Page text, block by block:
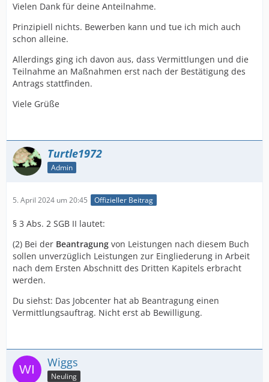
Vielen Dank für deine Anteilnahme.
Prinzipiell nichts. Bewerben kann und tue ich mich auch
schon alleine.
Allerdings ging ich davon aus, dass Vermittlungen und die
Teilnahme an Maßnahmen erst nach der Bestätigung des
Antrags stattfinden.
Viele Grüße
Turtle1972
Admin
5. April 2024 um 20:45 Offizieller Beitrag
§ 3 Abs. 2 SGB II lautet:
(2) Bei der Beantragung von Leistungen nach diesem Buch
sollen unverzüglich Leistungen zur Eingliederung in Arbeit
nach dem Ersten Abschnitt des Dritten Kapitels erbracht
werden.
Du siehst: Das Jobcenter hat ab Beantragung einen
Vermittlungsauftrag. Nicht erst ab Bewilligung.
Wiggs
Neuling